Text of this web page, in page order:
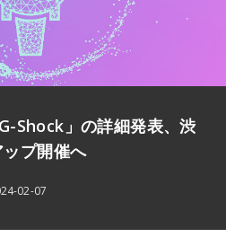
Shock」の詳細発表、渋
プ開催へ
02-07